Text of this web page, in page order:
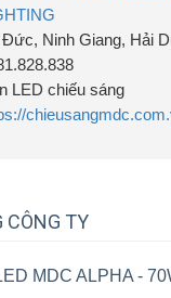
Ninh Giang, Hải
LED chiếu sáng
CÔNG TY
MDC ALPHA -